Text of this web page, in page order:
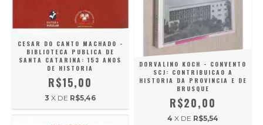
CESAR DO CANTO MACHADO -
BIBLIOTECA PUBLICA DE
SANTA CATARINA: 153 ANOS
DE HISTORIA
R$15,00
3 X DE R$5,46
DORVALINO KOCH - CONVENTO
SCJ: CONTRIBUICAO A
HISTORIA DA PROVINCIA E DE
BRUSQUE
R$20,00
4 X DE R$5,54